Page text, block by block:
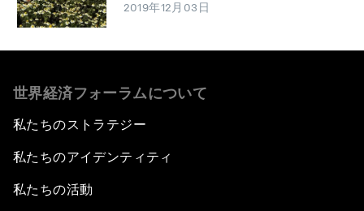
2019年12月03日
世界経済フォーラムについて
私たちのストラテジー
私たちのアイデンティティ
私たちの活動